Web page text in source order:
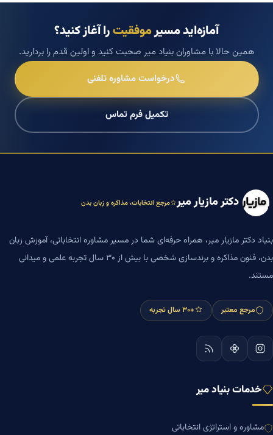
آمازه‌اید مسیرموفقیترا آغاز کنید؟
همین حالا با مشاوران بنیاد میر صحبت کنید و اولین قدم را بردارید.
درخواست مشاوره تلفنی
تکمیل فرم تماس
دکتر مازیار میر مرجع انتخابات، مذاکره و زبان بدن
بنیاد دکتر مازیار میر، همراه حرفه‌ای شما در مسیر مشاوره انتخاباتی، آموزش زبان
بدن، فنون مذاکره و برندسازی شخصی با بیش از ۳۰ سال تجربه علمی و میدانی
مستند.
مرجع معتبر +۳۰ سال تجربه
خدمات بنیاد میر
مشاوره و استراتژی انتخاباتی